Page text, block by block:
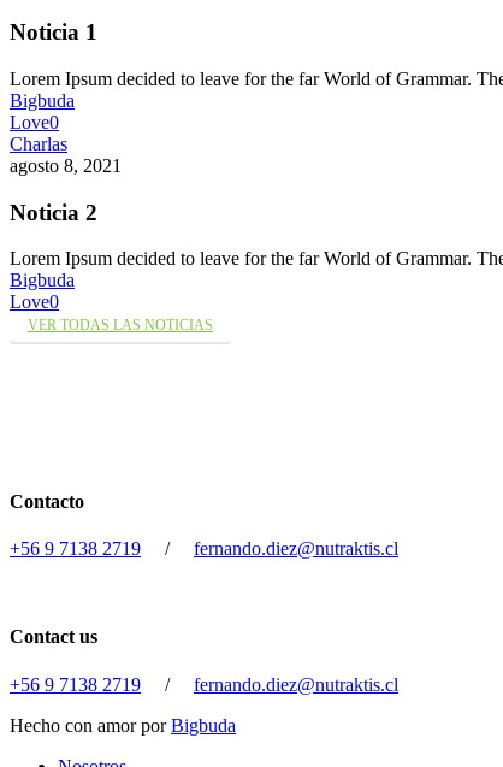
Noticia 1
Lorem Ipsum decided to leave for the far World of Grammar.
Bigbuda
Love0
Charlas
agosto 8, 2021
Noticia 2
Lorem Ipsum decided to leave for the far World of Grammar.
Bigbuda
Love0
VER TODAS LAS NOTICIAS
Contacto
+56 9 7138 2719 / fernando.diez@nutraktis.cl
Contact us
+56 9 7138 2719 / fernando.diez@nutraktis.cl
Hecho con amor porBigbuda